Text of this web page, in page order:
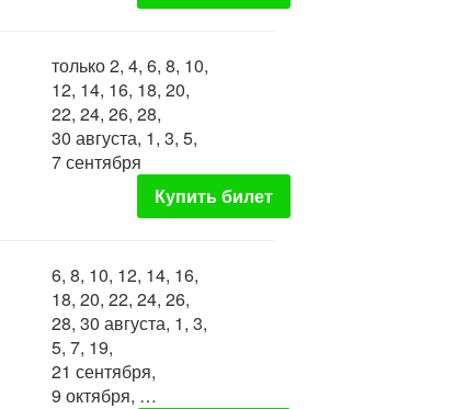
только 2, 4, 6, 8, 10,
12, 14, 16, 18, 20,
22, 24, 26, 28,
30 августа, 1, 3, 5,
7 сентября
Купить билет
6, 8, 10, 12, 14, 16,
18, 20, 22, 24, 26,
28, 30 августа, 1, 3,
5, 7, 19,
21 сентября,
9 октября, …